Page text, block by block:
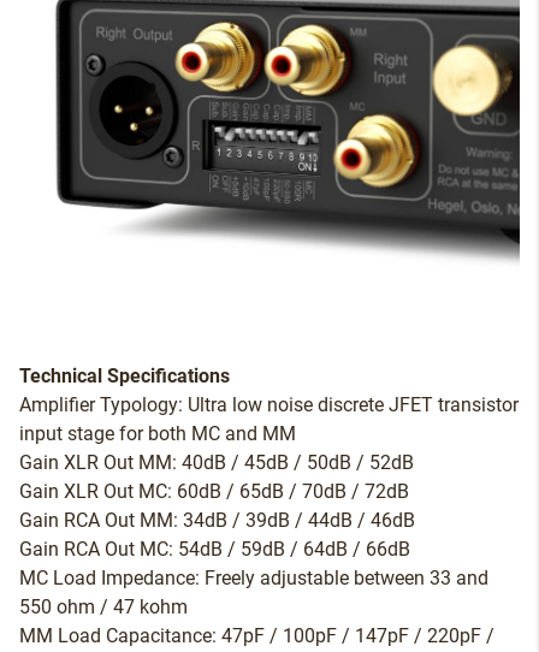
Technical Specifications
Amplifier Typology: Ultra low noise discrete JFET transistor
input stage for both MC and MM
Gain XLR Out MM: 40dB / 45dB / 50dB / 52dB
Gain XLR Out MC: 60dB / 65dB / 70dB / 72dB
Gain RCA Out MM: 34dB / 39dB / 44dB / 46dB
Gain RCA Out MC: 54dB / 59dB / 64dB / 66dB
MC Load Impedance: Freely adjustable between 33 and
550 ohm / 47 kohm
MM Load Capacitance: 47pF / 100pF / 147pF / 220pF /